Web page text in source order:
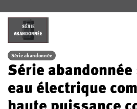
SÉRIE
ABANDONNÉE
Série abandonnée
Série abandonnée
eau électrique